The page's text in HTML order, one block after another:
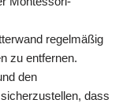
regelmäßig
zu entfernen.
den
dass